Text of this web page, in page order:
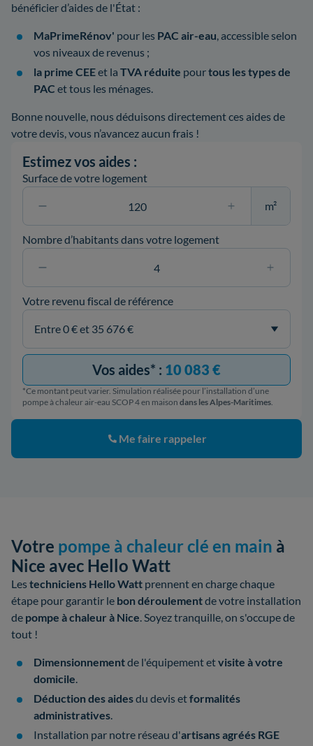
bénéficier d’aides de l'État :
MaPrimeRénov' pour les PAC air-eau, accessible selon
vos niveaux de revenus ;
la prime CEEet la TVA réduite pourtous les types de
PAC et tous les ménages.
Bonne nouvelle, nous déduisons directement ces aides de
votre devis, vous n’avancez aucun frais !
Estimez vos aides :
Surface de votre logement
m²
Nombre d’habitants dans votre logement
Votre revenu fiscal de référence
Vos aides* : 10 083 €
*Ce montant peut varier. Simulation réalisée pour l’installation d’une
pompe à chaleur air-eau SCOP 4 en maison dans les Alpes-Maritimes.
Me faire rappeler
Votre pompe à chaleur clé en main à
Nice avec Hello Watt
Lestechniciens Hello Watt prennent en charge chaque
étape pour garantir le bon déroulementde votre installation
de pompe à chaleur à Nice. Soyez tranquille, on s'occupe de
tout !
Dimensionnementde l'équipement etvisite à votre
domicile.
Déduction des aidesdu devis etformalités
administratives.
Installation par notre réseau d'artisansagréés RGE